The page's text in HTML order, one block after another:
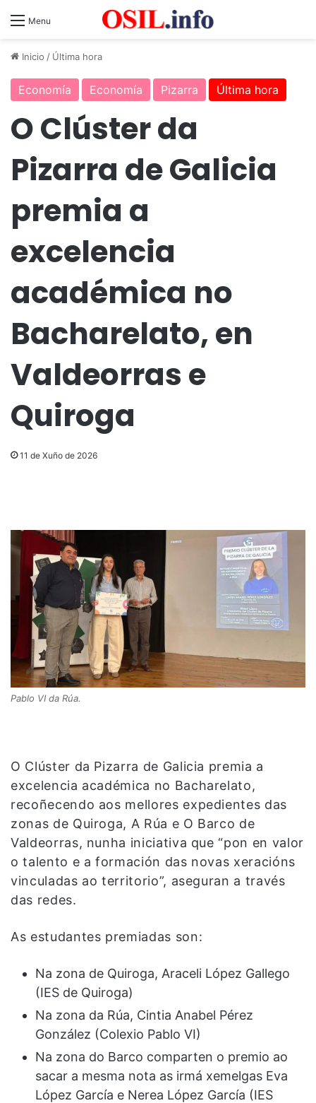
Menu
Inicio / Última hora
Economía Economía Pizarra Última hora
O Clúster da
Pizarra de Galicia
premia a
excelencia
académica no
Bacharelato, en
Valdeorras e
Quiroga
11 de Xuño de 2026
Pablo VI da Rúa.
O Clúster da Pizarra de Galicia premia a
excelencia académica no Bacharelato,
recoñecendo aos mellores expedientes das
zonas de Quiroga, A Rúa e O Barco de
Valdeorras, nunha iniciativa que “pon en valor
o talento e a formación das novas xeracións
vinculadas ao territorio”, aseguran a través
das redes.
As estudantes premiadas son:
Na zona de Quiroga, Araceli López Gallego
(IES de Quiroga)
Na zona da Rúa, Cintia Anabel Pérez
González (Colexio Pablo VI)
Na zona do Barco comparten o premio ao
sacar a mesma nota as irmá xemelgas Eva
López García e Nerea López García (IES